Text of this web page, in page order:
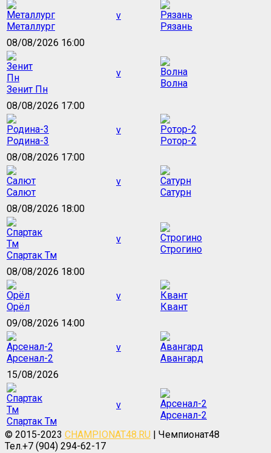
Металлург
v
Рязань
08/08/2026 16:00
Зенит Пн
v
Волна
08/08/2026 17:00
Родина-3
v
Ротор-2
08/08/2026 17:00
Салют
v
Сатурн
08/08/2026 18:00
Спартак Тм
v
Строгино
08/08/2026 18:00
Орёл
v
Квант
09/08/2026 14:00
Арсенал-2
v
Авангард
15/08/2026
Спартак Тм
v
Арсенал-2
© 2015-2023 CHAMPIONAT48.RU | Чемпионат48
Тел.+7 (904) 294-62-17